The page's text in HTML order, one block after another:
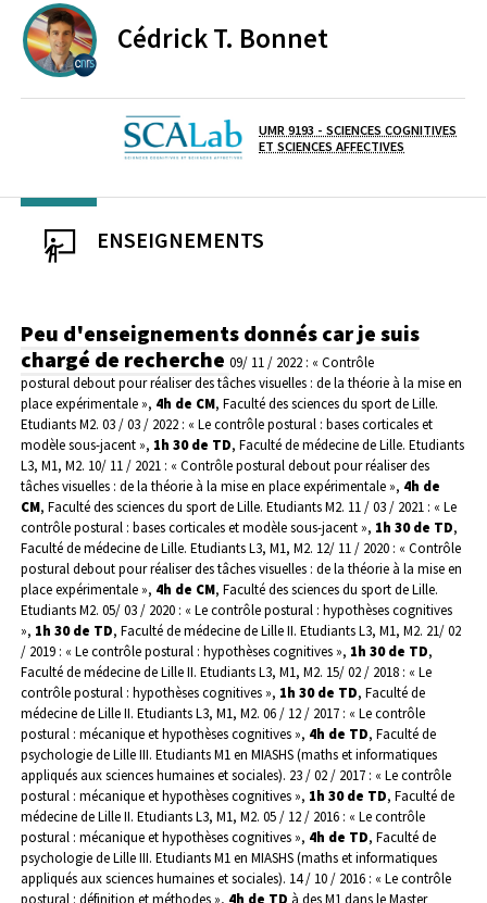
CENTRE NATIONAL DE LA RECHERCHE SCIENTIFIQUE
Cédrick T. Bonnet
Laboratoire / équipe
UMR 9193 - SCIENCES COGNITIVES
ET SCIENCES AFFECTIVES
ENSEIGNEMENTS
Peu d'enseignements donnés car je suis
chargé de recherche 09/ 11 / 2022 : « Contrôle
postural debout pour réaliser des tâches visuelles : de la théorie à la mise en
place expérimentale », 4h de CM, Faculté des sciences du sport de Lille.
Etudiants M2. 03 / 03 / 2022 : « Le contrôle postural : bases corticales et
modèle sous-jacent », 1h 30 de TD, Faculté de médecine de Lille. Etudiants
L3, M1, M2. 10/ 11 / 2021 : « Contrôle postural debout pour réaliser des
tâches visuelles : de la théorie à la mise en place expérimentale », 4h de
CM, Faculté des sciences du sport de Lille. Etudiants M2. 11 / 03 / 2021 : « Le
contrôle postural : bases corticales et modèle sous-jacent », 1h 30 de TD,
Faculté de médecine de Lille. Etudiants L3, M1, M2. 12/ 11 / 2020 : « Contrôle
postural debout pour réaliser des tâches visuelles : de la théorie à la mise en
place expérimentale », 4h de CM, Faculté des sciences du sport de Lille.
Etudiants M2. 05/ 03 / 2020 : « Le contrôle postural : hypothèses cognitives
», 1h 30 de TD, Faculté de médecine de Lille II. Etudiants L3, M1, M2. 21/ 02
/ 2019 : « Le contrôle postural : hypothèses cognitives », 1h 30 de TD,
Faculté de médecine de Lille II. Etudiants L3, M1, M2. 15/ 02 / 2018 : « Le
contrôle postural : hypothèses cognitives », 1h 30 de TD, Faculté de
médecine de Lille II. Etudiants L3, M1, M2. 06 / 12 / 2017 : « Le contrôle
postural : mécanique et hypothèses cognitives », 4h de TD, Faculté de
psychologie de Lille III. Etudiants M1 en MIASHS (maths et informatiques
appliqués aux sciences humaines et sociales). 23 / 02 / 2017 : « Le contrôle
postural : mécanique et hypothèses cognitives », 1h 30 de TD, Faculté de
médecine de Lille II. Etudiants L3, M1, M2. 05 / 12 / 2016 : « Le contrôle
postural : mécanique et hypothèses cognitives », 4h de TD, Faculté de
psychologie de Lille III. Etudiants M1 en MIASHS (maths et informatiques
appliqués aux sciences humaines et sociales). 14 / 10 / 2016 : « Le contrôle
postural : définition et méthodes », 4h de TD à des M1 dans le Master